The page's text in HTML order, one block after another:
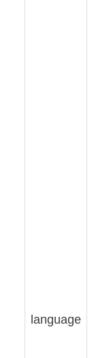
language